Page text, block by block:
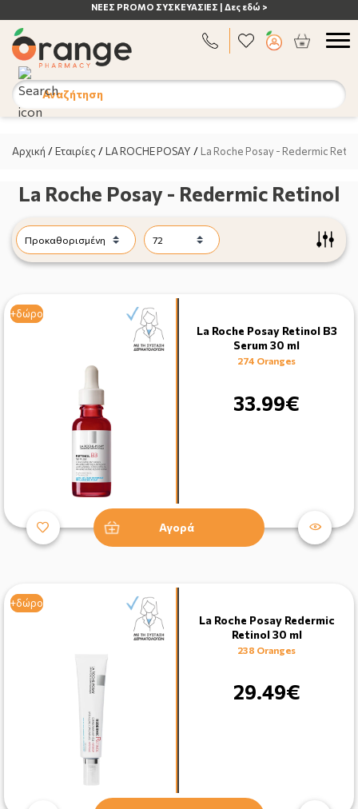
ΑΝΟΣΟΠΟΙΗΤΙΚΟ | Δες εδώ >
Αναζήτηση
Αρχική /Εταιρίες /LA ROCHE POSAY / La Roche Posay - Redermic
La Roche Posay - Redermic Retinol
+δώρο
+δώρο
La Roche Posay Retinol B3
Serum 30 ml
274 Oranges
33.99€
Αγορά
+δώρο
+δώρο
La Roche Posay Redermic
Retinol 30 ml
238 Oranges
29.49€